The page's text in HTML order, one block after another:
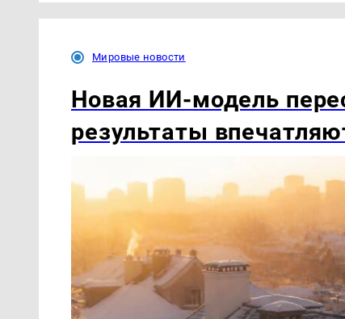
Мировые новости
Новая ИИ-модель
результаты